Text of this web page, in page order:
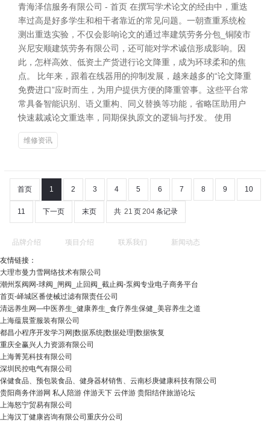
青海泽信服务有限公司 - 首页 在撰写学术论文的经由中，重迭
率过高是好多学生和相干者靠近的常见问题。一朝查重系统检
测出重迭实验，不仅会影响论文的通过率建筑劳务分包_铜陵市
兴尼安顺建筑劳务有限公司，还可能对学术诚信形成影响。因
此，怎样高效、低资土产货进行论文降重，成为环球柔和的焦
点。 比年来，跟着在线器用的抑制发展，越来越多的“论文降重
免费进口”应时而生，为用户提供方便的降重管事。这些平台常
常具备智能识别、语义重构、同义替换等功能，省略匡助用户
快速裁减论文重迭率，同期保执原文的逻辑与抒发。 使用
维修资讯
首页 1 2 3 4 5 6 7 8 9 10
11 下一页 末页 共 21 页204条记录
品牌介绍 项目介绍 联系我们 新闻动态
友情链接：
大理市曼力雪网络技术有限公司
潮州泵阀网-球阀_闸阀_止回阀_截止阀-泵阀专业电子商务平台
首页-峄城区番使械过滤有限责任公司
清远养生网—中医养生_健康养生_食疗养生保健_美容养生之道
上海蕴晨萱服装有限公司
都昌小程序开发学习网|数据系统|数据处理|数据恢复
重庆全赢兴人力资源有限公司
上海菁芜科技有限公司
深圳民控电气有限公司
保健食品、预包装食品、健身器材销售、云南杉庚健康科技有限公司
贵阳商务伴游网 私人陪游 伴游天下 云伴游 贵阳结伴旅游论坛
上海怒宁贸易有限公司
上海汉丁健康咨询有限公司重庆分公司